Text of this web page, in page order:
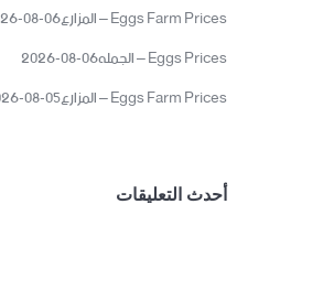
Eggs Farm Prices – المزارع06-08-2026
Eggs Prices – الجمله06-08-2026
Eggs Farm Prices – المزارع05-08-2026
أحدث التعليقات